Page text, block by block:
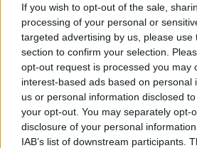
If you wish to opt-out of the sale,
processing of your personal or
targeted advertising by us, please use
section to confirm your selection.
opt-out request is processed you may
interest-based ads based on personal
us or personal information disclosed
your opt-out. You may separately opt-
disclosure of your personal
IAB’s list of downstream participants.
en apprenant de chaque étape, vous
liberté financière sans tomber dans
l’endettement excessif ou des
Les opportunités sont là, mais il
marché et de rester discipliné dans
« `